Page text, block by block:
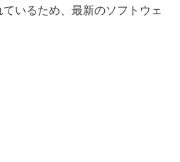
いるため、最新のソフトウェ